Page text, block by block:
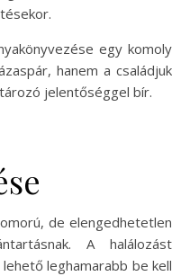
egy komoly
hanem a családjuk
jelentőséggel bír.
de elengedhetetlen
A halálozást
leghamarabb be kell